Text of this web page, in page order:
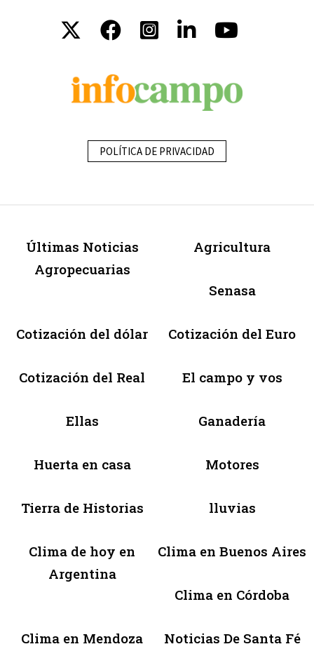
POLÍTICA DE PRIVACIDAD
Últimas Noticias
Agropecuarias
Agricultura
Senasa
Cotización del dólar Cotización del Euro
Cotización del Real El campo y vos
Ellas Ganadería
Huerta en casa Motores
Tierra de Historias lluvias
Clima de hoy en
Argentina
Clima en Buenos Aires
Clima en Córdoba
Clima en Mendoza Noticias De Santa Fé